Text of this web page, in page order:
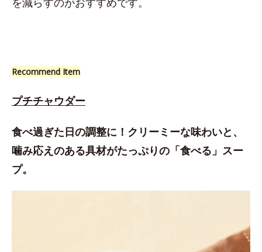
Recommend Item
プチチャウダー
食べ過ぎた日の調整に！クリーミーな味わいと、
噛み応えのある具材がたっぷりの「食べる」スー
プ。